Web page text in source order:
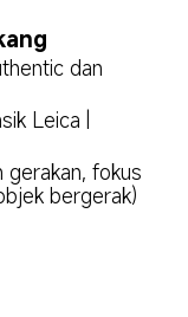
dan
Leica |
gerakan, fokus
bergerak)